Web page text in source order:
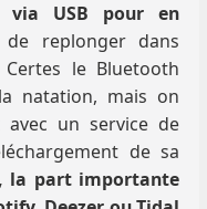
via USB pour en
replonger dans
Certes le Bluetooth
natation, mais on
un service de
de sa
la part importante